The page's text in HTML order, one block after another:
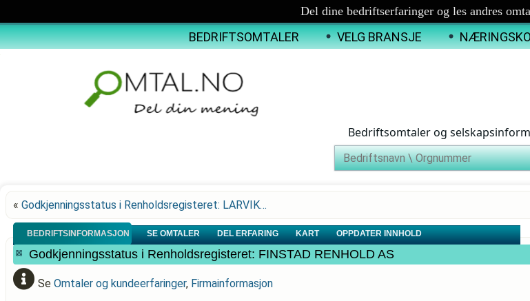
Del dine bedriftserfaringer og les andres
BEDRIFTSOMTALER VELG BRANSJE
Bedriftsomtaler og
« Godkjenningsstatus i Renholdsregisteret: LARVIK…
BEDRIFTSINFORMASJON SE OMTALER DEL ERFARING KART OPPDATER INNHOLD
Godkjenningsstatus i Renholdsregisteret: FINSTAD RENHOLD AS
Se Omtaler og kundeerfaringer, Firmainformasjon